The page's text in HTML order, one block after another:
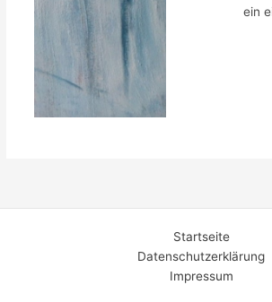
ein
Startseite
Datenschutzerklärung
Impressum